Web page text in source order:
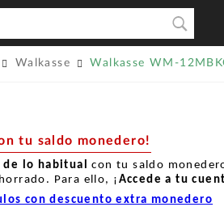
Walkasse Walkasse WM-
tu saldo monedero!
de lo habitual con tu saldo
Para ello, ¡Accede a tu
con descuento extra monedero